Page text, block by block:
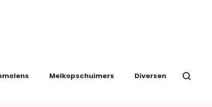
Melkopschuimers Diversen